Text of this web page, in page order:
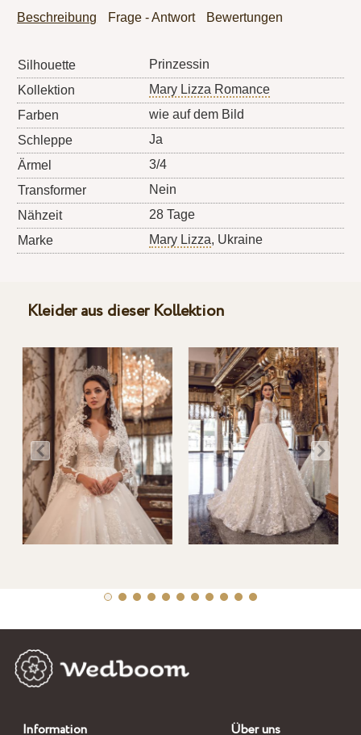
Beschreibung Frage - Antwort Bewertungen
Silhouette
Prinzessin
Kollektion
Mary Lizza Romance
Farben
wie auf dem Bild
Schleppe
Ja
Ärmel
3/4
Transformer
Nein
Nähzeit
28 Tage
Marke
Mary Lizza, Ukraine
Kleider aus dieser Kollektion
Information Über uns